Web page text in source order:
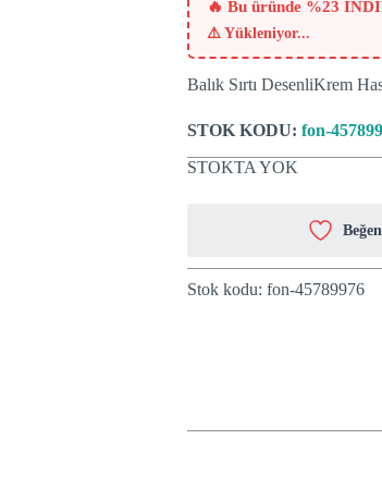
🔥 Bu üründe %23
⚠️ Yükleniyor...
Balık Sırtı DesenliKrem
STOK KODU: fon-
STOKTA YOK
Stok kodu: fon-45789976